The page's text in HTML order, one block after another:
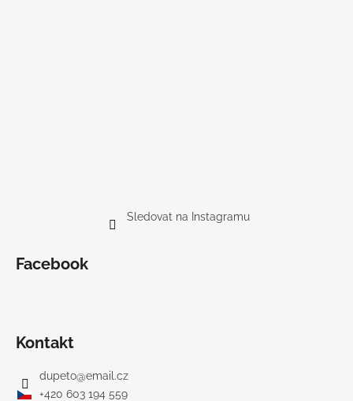
Sledovat na Instagramu
Facebook
Kontakt
dupeto@email.cz
+420 603 194 559